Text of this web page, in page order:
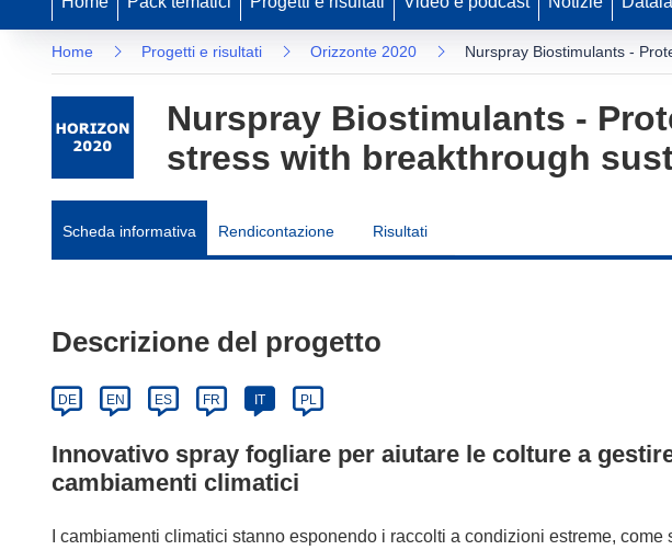
Home Progetti e risultati Orizzonte 2020 Nurspray Biostimulants -
Nurspray Biostimulants -
stress with breakthrough
Scheda informativa Rendicontazione Risultati
Descrizione del progetto
DE EN ES FR IT PL
Innovativo spray fogliare per aiutare le colture a
cambiamenti climatici
I cambiamenti climatici stanno esponendo i raccolti a condizioni estreme,